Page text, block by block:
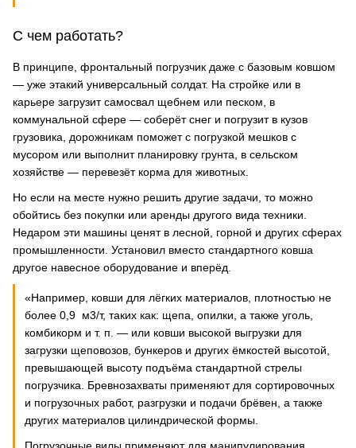
С чем работать?
В принципе, фронтальный погрузчик даже с базовым ковшом
— уже этакий универсальный солдат. На стройке или в
карьере загрузит самосвал щебнем или песком, в
коммунальной сфере — соберёт снег и погрузит в кузов
грузовика, дорожникам поможет с погрузкой мешков с
мусором или выполнит планировку грунта, в сельском
хозяйстве — перевезёт корма для животных.
Но если на месте нужно решить другие задачи, то можно
обойтись без покупки или аренды другого вида техники.
Недаром эти машины ценят в лесной, горной и других сферах
промышленности. Установил вместо стандартного ковша
другое навесное оборудование и вперёд.
«Например, ковши для лёгких материалов, плотностью не
более 0,9 м3/т, таких как: щепа, опилки, а также уголь,
комбикорм и т. п. — или ковши высокой выгрузки для
загрузки щеповозов, бункеров и других ёмкостей высотой,
превышающей высоту подъёма стандартной стрелы
погрузчика. Бревнозахваты применяют для сортировочных
и погрузочных работ, разгрузки и подачи брёвен, а также
других материалов цилиндрической формы.